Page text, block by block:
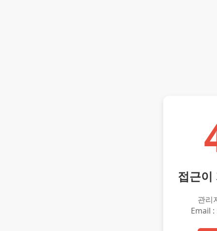
접근이
관리
Email